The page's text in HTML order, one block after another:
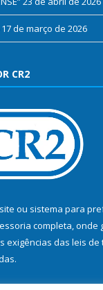
17 de março de 2026
CR2
ou sistema para
completa, onde
exigências das leis de